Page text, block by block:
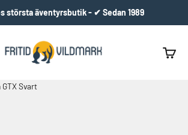
största äventyrsbutik - ✔ Sedan 1989
Fritid & Vildmark
Svart